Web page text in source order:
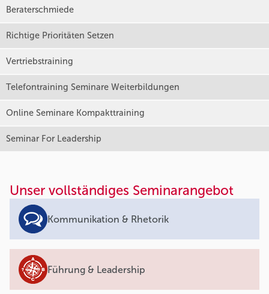
Beraterschmiede
Richtige Prioritäten Setzen
Vertriebstraining
Telefontraining Seminare Weiterbildungen
Online Seminare Kompakttraining
Seminar For Leadership
Unser vollständiges Seminarangebot
Kommunikation & Rhetorik
Führung & Leadership